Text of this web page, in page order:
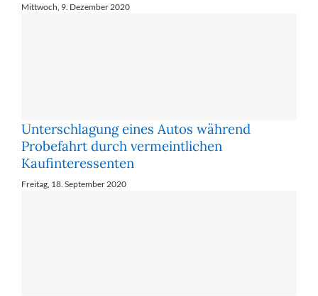
Mittwoch, 9. Dezember 2020
Unterschlagung eines Autos während
Probefahrt durch vermeintlichen
Kaufinteressenten
Freitag, 18. September 2020